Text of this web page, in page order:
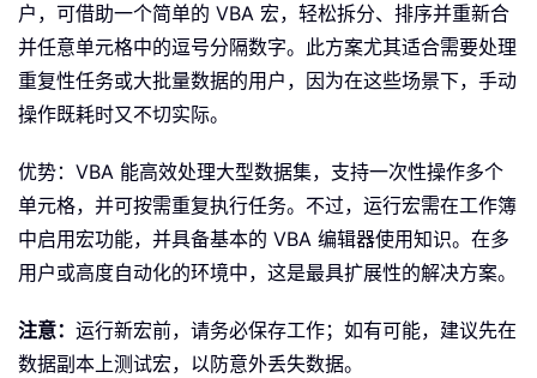
户，可借助一个简单的 VBA 宏，轻松拆分、排序并重新合
并任意单元格中的逗号分隔数字。此方案尤其适合需要处理
重复性任务或大批量数据的用户，因为在这些场景下，手动
操作既耗时又不切实际。
优势：VBA 能高效处理大型数据集，支持一次性操作多个
单元格，并可按需重复执行任务。不过，运行宏需在工作簿
中启用宏功能，并具备基本的 VBA 编辑器使用知识。在多
用户或高度自动化的环境中，这是最具扩展性的解决方案。
注意： 运行新宏前，请务必保存工作；如有可能，建议先在
数据副本上测试宏，以防意外丢失数据。